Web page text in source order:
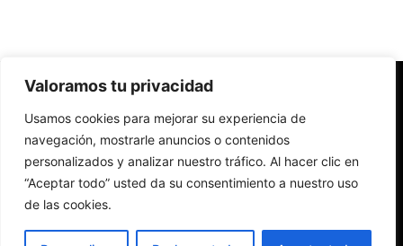
Valoramos tu privacidad
Usamos cookies para mejorar su experiencia de
navegación, mostrarle anuncios o contenidos
personalizados y analizar nuestro tráfico. Al hacer clic en
“Aceptar todo” usted da su consentimiento a nuestro uso
de las cookies.
Redes Cristianas
Una mirada alternativa sobre la Iglesia católica y la sociedad
- Colectivos de Redes Cristianas